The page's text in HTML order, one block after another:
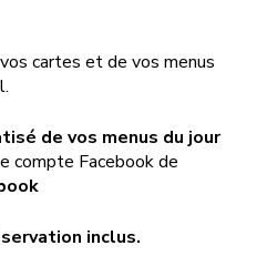
cartes et de vos menus
de vos menus du jour
compte Facebook de
inclus.